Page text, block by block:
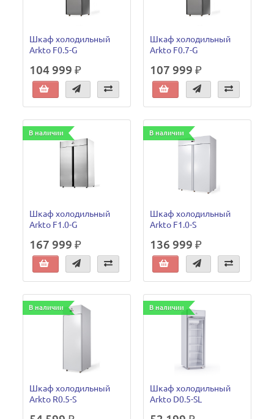
Шкаф холодильный
Arkto F0.5-G
104 999 ₽
Шкаф холодильный
Arkto F0.7-G
107 999 ₽
В наличии
Шкаф холодильный
Arkto F1.0-G
167 999 ₽
В наличии
Шкаф холодильный
Arkto F1.0-S
136 999 ₽
В наличии
Шкаф холодильный
Arkto R0.5-S
В наличии
Шкаф холодильный
Arkto D0.5-SL